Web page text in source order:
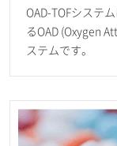
OAD-TOFシステ
るOAD (Oxygen
ステムです。